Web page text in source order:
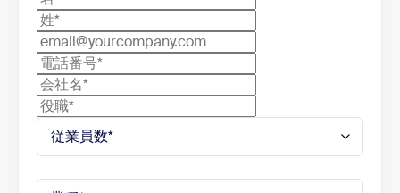
Clips
2分間のクリップ5本
Mail
Calendar
Googleカレンダー / Microsoftカレンダーを同期
Tasks
営業、IT、マーケティング、財務などに特化した
事前構築済みエージェント
エージェントライブラリとチャネルの導入
エージェント型検索
ウェブ検索、Zoomソース、接続済みのサードパ
ーティデータソース
Deep research（ディープリサーチ）
ワークフロー